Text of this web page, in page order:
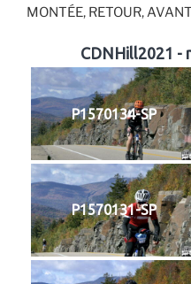
MONTÉE, RETOUR,
CDNHill2021 -
P1570134-SP
P1570131-SP